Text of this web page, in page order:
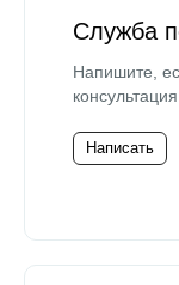
Служба
Напишите,
Написать